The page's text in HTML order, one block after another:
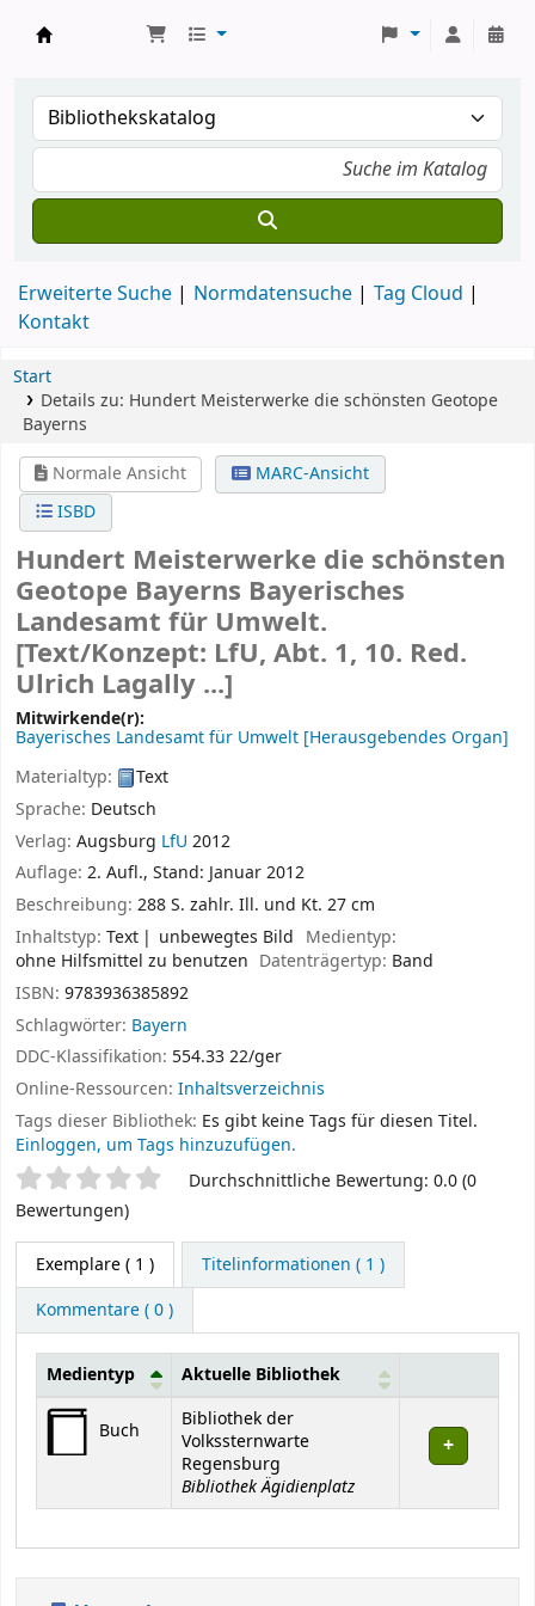
Erweiterte Suche Normdatensuche
Tag Cloud
Kontakt
Start
Details zu: Hundert Meisterwerkedie schönsten Geotope
Bayerns
Normale Ansicht
MARC-Ansicht
ISBD
Hundert Meisterwerke die schönsten
Geotope Bayerns Bayerisches
Landesamt für Umwelt.
[Text/Konzept: LfU, Abt. 1, 10. Red.
Ulrich Lagally ...]
Mitwirkende(r):
Bayerisches Landesamt für Umwelt [Herausgebendes Organ]
Materialtyp:
Text
Sprache: Deutsch
Verlag: Augsburg LfU 2012
Auflage: 2. Aufl., Stand: Januar 2012
Beschreibung: 288 S. zahlr. Ill. und Kt. 27 cm
Inhaltstyp: Text unbewegtes Bild Medientyp:
ohne Hilfsmittel zu benutzen Datenträgertyp: Band
ISBN: 9783936385892
Schlagwörter: Bayern
DDC-Klassifikation: 554.33 22/ger
Online-Ressourcen: Inhaltsverzeichnis
Tags dieser Bibliothek: Es gibt keine Tags für diesen Titel.
Einloggen, um Tags hinzuzufügen.
SternchenbewertungDurchschnittliche Bewertung: 0.0 (0
Bewertungen)
Exemplare( 1 )
Titelinformationen ( 1 )
Kommentare ( 0 )
Exemplare
Medientyp Aktuelle Bibliothek
Buch
Bibliothek der
Volkssternwarte
Regensburg
Bibliothek Ägidienplatz